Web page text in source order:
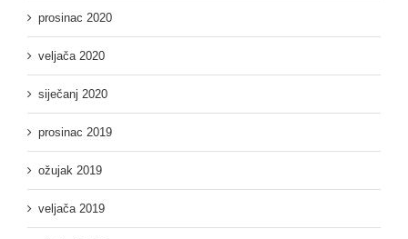
prosinac 2020
veljača 2020
siječanj 2020
prosinac 2019
ožujak 2019
veljača 2019